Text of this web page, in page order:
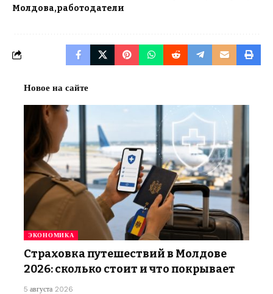
Молдова работодатели
Новое на сайте
ЭКОНОМИКА
Страховка путешествий в Молдове
2026: сколько стоит и что покрывает
5 августа 2026